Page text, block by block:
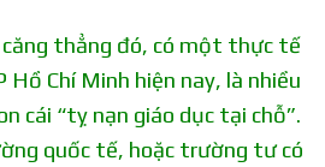
căng thẳng đó, có một thực tế
Chí Minh hiện nay, là nhiều
cái “tỵ nạn giáo dục tại chỗ”.
quốc tế, hoặc trường tư có